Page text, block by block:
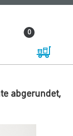
0
abgerundet,